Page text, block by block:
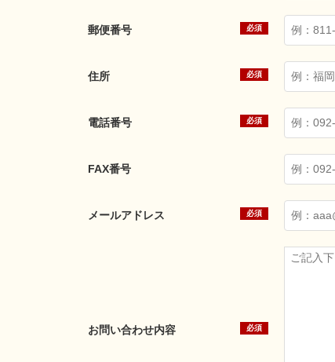
郵便番号
住所
電話番号
FAX番号
メールアドレス
お問い合わせ内容